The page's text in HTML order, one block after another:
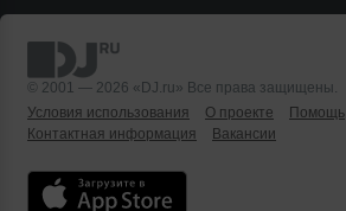
© 2001 — 2026 «DJ.ru» Все права защищены.
Условия использования
О проекте Помощь
Контактная информация
Вакансии